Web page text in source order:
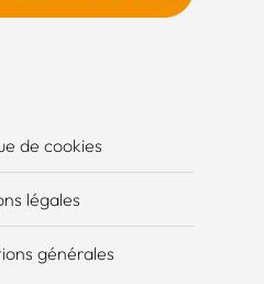
de cookies
légales
générales